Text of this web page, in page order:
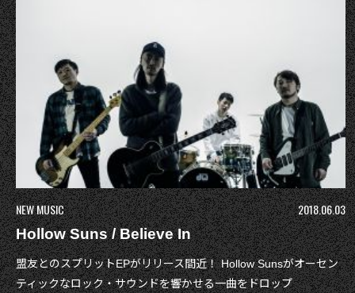
NEW MUSIC
2018.06.03
Hollow Suns / Believe In
盟友とのスプリットEPがリリース間近！ Hollow Sunsがオーセン
ティックなロック・サウンドを響かせる一曲をドロップ